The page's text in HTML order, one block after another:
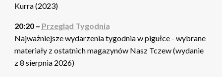
Kurra (2023)
20:20 – Przegląd Tygodnia
Najważniejsze wydarzenia tygodnia w pigułce - wybrane
materiały z ostatnich magazynów Nasz Tczew (wydanie
z 8 sierpnia 2026)